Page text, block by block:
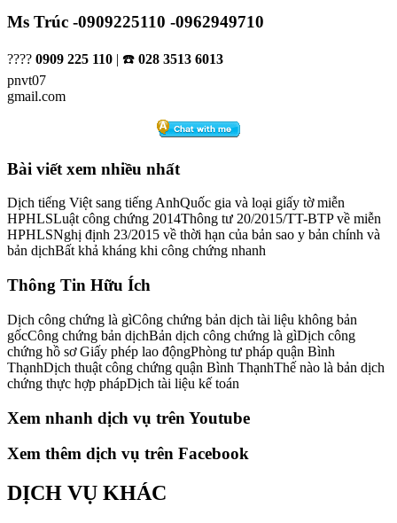
Ms Trúc -0909225110 -0962949710
???? 0909 225 110 | ☎️ 028 3513 6013
pnvt07
gmail.com
Bài viết xem nhiều nhất
Dịch tiếng Việt sang tiếng AnhQuốc gia và loại giấy tờ miễn
HPHLSLuật công chứng 2014Thông tư 20/2015/TT-BTP về miễn
HPHLSNghị định 23/2015 về thời hạn của bản sao y bản chính và
bản dịchBất khả kháng khi công chứng nhanh
Thông Tin Hữu Ích
Dịch công chứng là gìCông chứng bản dịch tài liệu không bản
gốcCông chứng bản dịchBản dịch công chứng là gìDịch công
chứng hồ sơ Giấy phép lao độngPhòng tư pháp quận Bình
ThạnhDịch thuật công chứng quận Bình ThạnhThế nào là bản dịch
chứng thực hợp phápDịch tài liệu kế toán
Xem nhanh dịch vụ trên Youtube
Xem thêm dịch vụ trên Facebook
DỊCH VỤ KHÁC